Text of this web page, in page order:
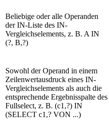
Beliebige oder alle Operanden
der IN-Liste des IN-
Vergleichselements, z. B. A IN
(?, B,?)
Sowohl der Operand in einem
Zeilenwertausdruck eines IN-
Vergleichselements als auch die
entsprechende Ergebnisspalte des
Fullselect, z. B. (c1,?) IN
(SELECT c1,? VON ...)